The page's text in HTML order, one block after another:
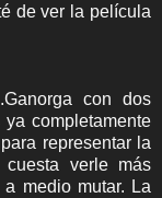
de ver la película
con dos
completamente
representar la
verle más
medio mutar. La